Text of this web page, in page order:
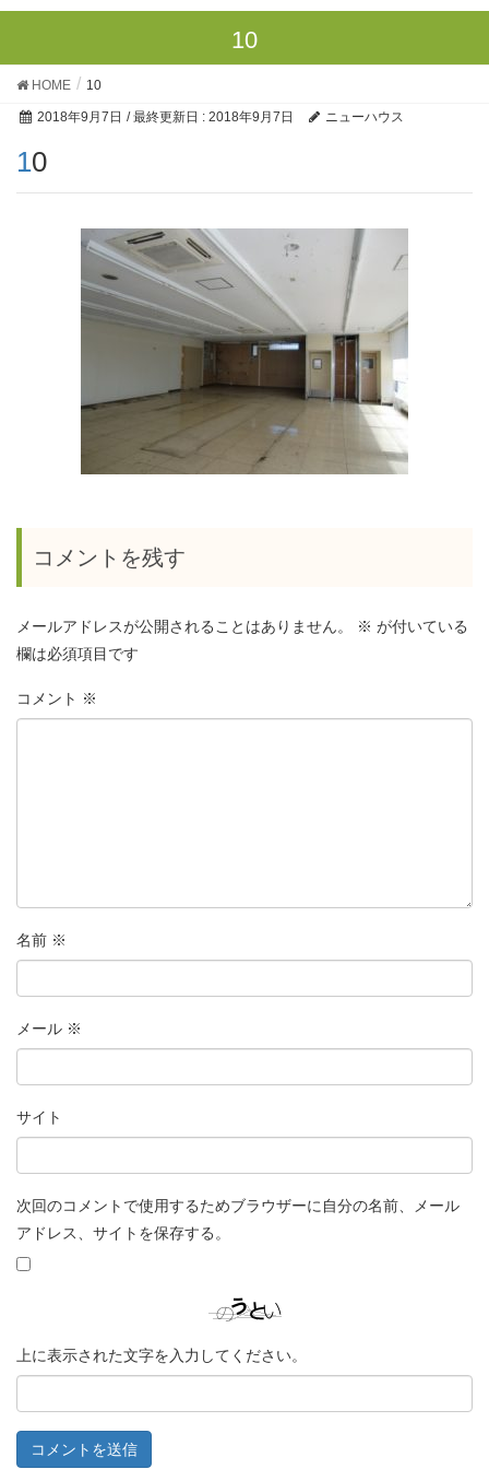
10
HOME 10
2018年9月7日 / 最終更新日 : 2018年9月7日 ニューハウス
10
コメントを残す
メールアドレスが公開されることはありません。 ※ が付いている
欄は必須項目です
コメント ※
名前 ※
メール ※
サイト
次回のコメントで使用するためブラウザーに自分の名前、メール
アドレス、サイトを保存する。
上に表示された文字を入力してください。